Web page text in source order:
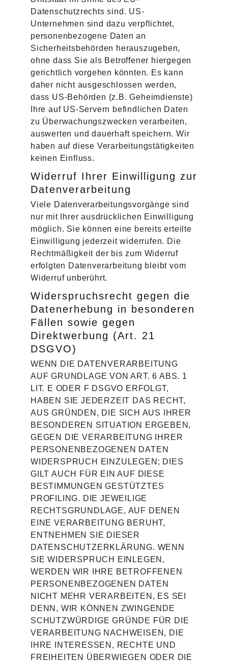
Datenschutzrechts sind. US-
Unternehmen sind dazu verpflichtet,
personenbezogene Daten an
Sicherheitsbehörden herauszugeben,
ohne dass Sie als Betroffener hiergegen
gerichtlich vorgehen könnten. Es kann
daher nicht ausgeschlossen werden,
dass US-Behörden (z.B. Geheimdienste)
Ihre auf US-Servern befindlichen Daten
zu Überwachungszwecken verarbeiten,
auswerten und dauerhaft speichern. Wir
haben auf diese Verarbeitungstätigkeiten
keinen Einfluss.
Widerruf Ihrer Einwilligung zur
Datenverarbeitung
Viele Datenverarbeitungsvorgänge sind
nur mit Ihrer ausdrücklichen Einwilligung
möglich. Sie können eine bereits erteilte
Einwilligung jederzeit widerrufen. Die
Rechtmäßigkeit der bis zum Widerruf
erfolgten Datenverarbeitung bleibt vom
Widerruf unberührt.
Widerspruchsrecht gegen die
Datenerhebung in besonderen
Fällen sowie gegen
Direktwerbung (Art. 21
DSGVO)
WENN DIE DATENVERARBEITUNG
AUF GRUNDLAGE VON ART. 6 ABS. 1
LIT. E ODER F DSGVO ERFOLGT,
HABEN SIE JEDERZEIT DAS RECHT,
AUS GRÜNDEN, DIE SICH AUS IHRER
BESONDEREN SITUATION ERGEBEN,
GEGEN DIE VERARBEITUNG IHRER
PERSONENBEZOGENEN DATEN
WIDERSPRUCH EINZULEGEN; DIES
GILT AUCH FÜR EIN AUF DIESE
BESTIMMUNGEN GESTÜTZTES
PROFILING. DIE JEWEILIGE
RECHTSGRUNDLAGE, AUF DENEN
EINE VERARBEITUNG BERUHT,
ENTNEHMEN SIE DIESER
DATENSCHUTZERKLÄRUNG. WENN
SIE WIDERSPRUCH EINLEGEN,
WERDEN WIR IHRE BETROFFENEN
PERSONENBEZOGENEN DATEN
NICHT MEHR VERARBEITEN, ES SEI
DENN, WIR KÖNNEN ZWINGENDE
SCHUTZWÜRDIGE GRÜNDE FÜR DIE
VERARBEITUNG NACHWEISEN, DIE
IHRE INTERESSEN, RECHTE UND
FREIHEITEN ÜBERWIEGEN ODER DIE